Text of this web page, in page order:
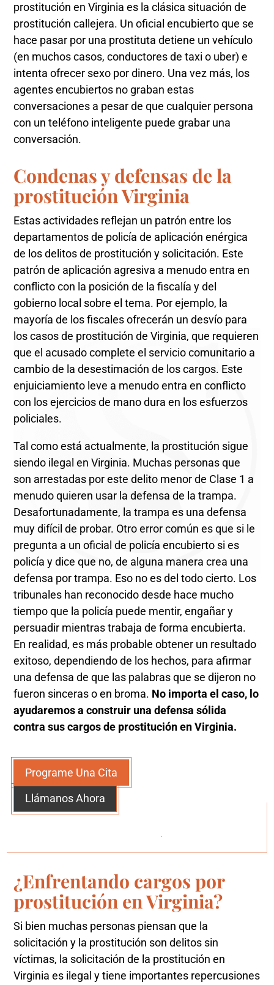
prostitución en Virginia es la clásica situación de
prostitución callejera. Un oficial encubierto que se
hace pasar por una prostituta detiene un vehículo
(en muchos casos, conductores de taxi o uber) e
intenta ofrecer sexo por dinero. Una vez más, los
agentes encubiertos no graban estas
conversaciones a pesar de que cualquier persona
con un teléfono inteligente puede grabar una
conversación.
Condenas y defensas de la
prostitución Virginia
Estas actividades reflejan un patrón entre los
departamentos de policía de aplicación enérgica
de los delitos de prostitución y solicitación. Este
patrón de aplicación agresiva a menudo entra en
conflicto con la posición de la fiscalía y del
gobierno local sobre el tema. Por ejemplo, la
mayoría de los fiscales ofrecerán un desvío para
los casos de prostitución de Virginia, que requieren
que el acusado complete el servicio comunitario a
cambio de la desestimación de los cargos. Este
enjuiciamiento leve a menudo entra en conflicto
con los ejercicios de mano dura en los esfuerzos
policiales.
Tal como está actualmente, la prostitución sigue
siendo ilegal en Virginia. Muchas personas que
son arrestadas por este delito menor de Clase 1 a
menudo quieren usar la defensa de la trampa.
Desafortunadamente, la trampa es una defensa
muy difícil de probar. Otro error común es que si le
pregunta a un oficial de policía encubierto si es
policía y dice que no, de alguna manera crea una
defensa por trampa. Eso no es del todo cierto. Los
tribunales han reconocido desde hace mucho
tiempo que la policía puede mentir, engañar y
persuadir mientras trabaja de forma encubierta.
En realidad, es más probable obtener un resultado
exitoso, dependiendo de los hechos, para afirmar
una defensa de que las palabras que se dijeron no
fueron sinceras o en broma. No importa el caso, lo
ayudaremos a construir una defensa sólida
contra sus cargos de prostitución en Virginia.
Programe Una Cita
Llámanos Ahora
¿Enfrentando cargos por
prostitución en Virginia?
Si bien muchas personas piensan que la
solicitación y la prostitución son delitos sin
víctimas, la solicitación de la prostitución en
Virginia es ilegal y tiene importantes repercusiones